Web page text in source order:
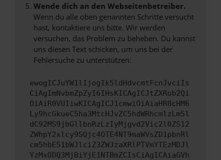
Wende dich an den Webseitenbetreiber.
Wenn du alle oben genannten Schritte versucht
hast, kontaktiere uns bitte. Wir werden
versuchen, das Problem zu beheben. Du kannst
uns diesen Text schicken, um uns bei der
Fehlersuche zu unterstützen:
ewogICJuYW1lIjogIk5ldHdvcmtFcnJvciIs
CiAgImNvbmZpZyI6IHsKICAgICJtZXRob2Qi
OiAiR0VUIiwKICAgICJ1cmwiOiAiaHR0cHM6
Ly9hcGkueC5ha3MtcHJvZC5hdWRhcmlzLm5l
dC92MS9jbGllbnRzLzIyMjgvd2Vic2l0ZS12
ZWhpY2xlcy9SQjc4OTE4NT9maWVsZD1pbnRl
cm5hbE51bWJlciZ3ZWJzaXRlPTVmYTEzMDJl
YzMxODQ3MjBiYjE1NTBmZCIsCiAgICAiaGVh